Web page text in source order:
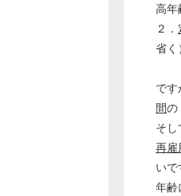
高年
２．
省く
です
間の
そし
再雇
いで
年齢